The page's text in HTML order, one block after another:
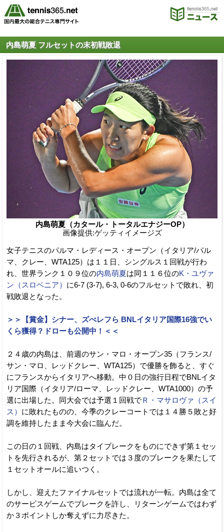
内島萌夏 フルセットの末初戦敗退
内島萌夏（カタール・トータルエナジーOP）
画像提供:ゲッティイメージズ
女子テニスのパルマ・レディース・オープン（イタリア/パル
マ、クレー、WTA125）は１１日、シングルス１回戦が行わ
れ、世界ランク１０９位の内島萌夏 は同１１６位のK・ユヴァ
ン（スロベニア） に6-7 (3-7), 6-3, 0-6のフルセットで敗れ、初
戦敗退となった。
＞＞【賞金】シナー、ズべレフら BNLイタリア国際16強でい
くら獲得？ドローも公開中！＜＜
２４歳の内島は、前週のサン・マロ・オープン35（フランス/
サン・マロ、レッドクレー、WTA125）で優勝を飾ると、すぐ
にフランスからイタリアへ移動。中０日の強行日程でBNLイタ
リア国際（イタリア/ローマ、レッドクレー、WTA1000）の予
選に出場した。同大会では予選１回戦でＲ・マサロヴァ（スイ
ス） に敗れたものの、今季のクレーコートでは１４勝５敗と好
調を維持したまま今大会に臨んだ。
この日の１回戦、内島はタイブレークをものにできず第１セッ
トを先行されるが、第２セットでは３度のブレークを果たして
１セットオールに追いつく。
しかし、迎えたファイナルセットでは流れが一転。内島は全て
のサービスゲームでブレークを許し、リターンゲームではわず
か３ポイントしか奪えずに力尽きた。